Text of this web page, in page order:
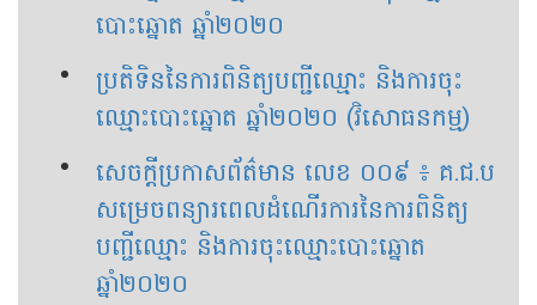
បោះឆ្នោត ឆ្នាំ២០២០
ប្រតិទិន​នៃការពិនិត្យបញ្ជីឈ្មោះ និងការចុះ
ឈ្មោះបោះឆ្នោត ឆ្នាំ​២០២០ (វិសោធនកម្ម)
សេចក្តីប្រកាសព័ត៌មាន លេខ ០០៩ ៖ គ.ជ.ប
សម្រេចពន្យារពេលដំណើរការនៃការពិនិត្យ
បញ្ជីឈ្មោះ និងការចុះឈ្មោះបោះឆ្នោត
ឆ្នាំ២០២០